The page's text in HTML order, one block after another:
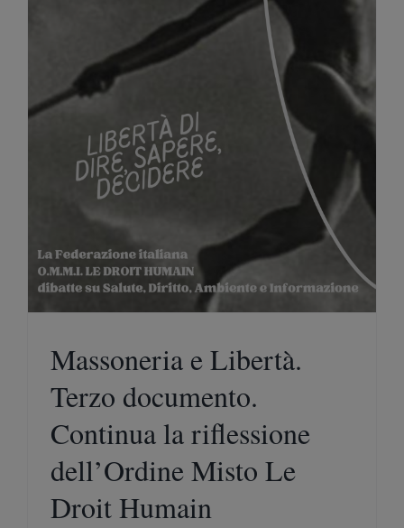
Massoneria e Libertà.
Terzo documento.
Continua la riflessione
dell’Ordine Misto Le
Droit Humain